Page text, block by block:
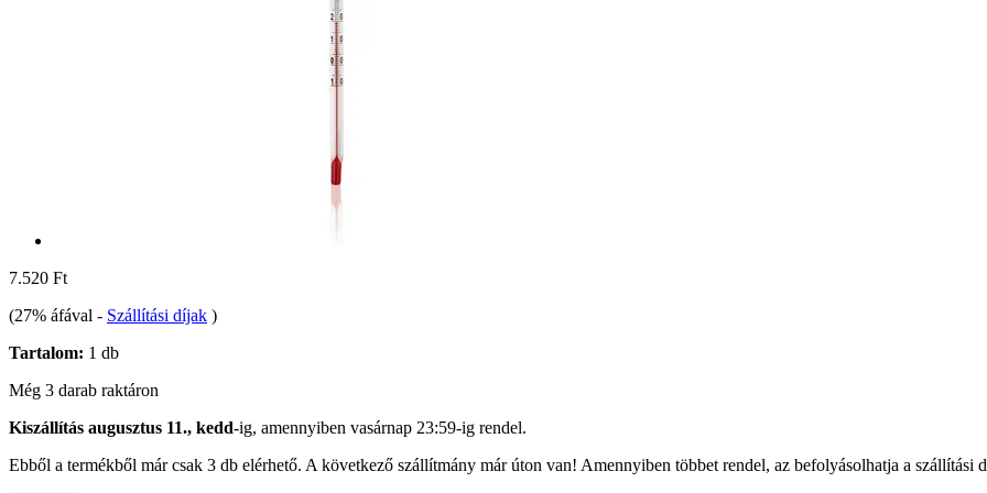
7.520 Ft
(27% áfával - Szállítási díjak )
Tartalom: 1 db
Még 3 darab raktáron
Kiszállítás augusztus 11., kedd-ig, amennyiben vasárnap 23:59-ig rendel.
Ebből a termékből már csak 3 db elérhető. A következő szállítmány már úton van! Amennyiben többet rendel, az befolyásolhatja a szállítási